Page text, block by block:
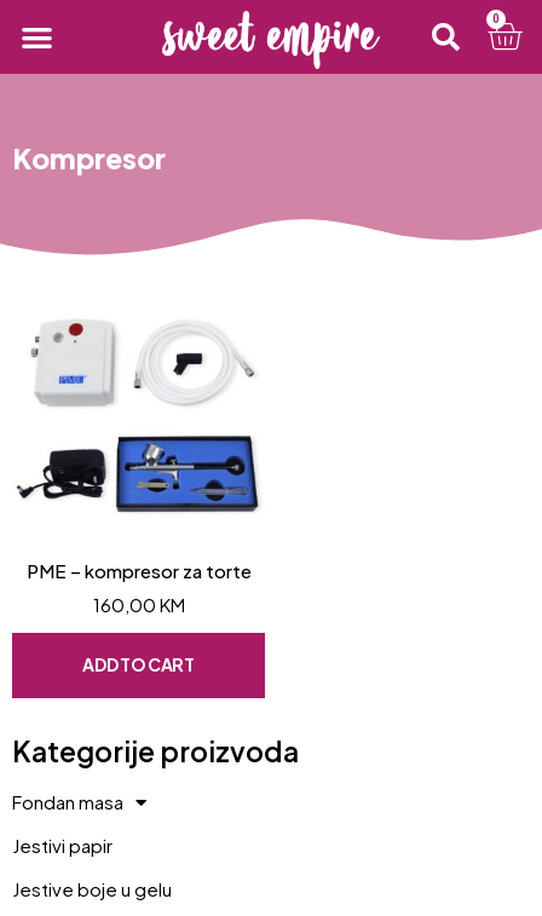
0
Kompresor
Kategorije proizvoda
Fondan masa
Jestivi papir
Jestive boje u gelu
PME – kompresor za torte
160,00 KM
ADD TO CART